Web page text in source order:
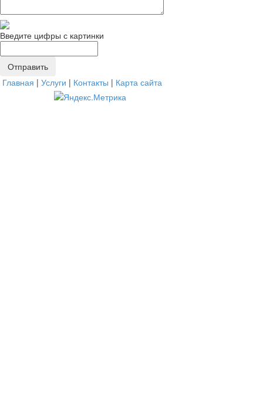
Введите цифры с картинки
Главная | Услуги | Контакты | Карта сайта